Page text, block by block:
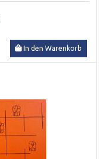
In den Warenkorb